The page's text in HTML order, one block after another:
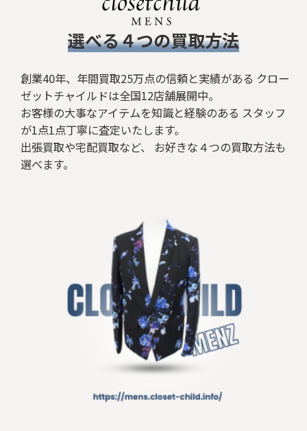
​選べる４つの買取方法
創業40年、年間買取25万点の信頼と実績がある クロー
ゼットチャイルドは全国12店舗展開中。
お客様の大事なアイテムを知識と経験のある スタッフ
が1点1点丁寧に査定いたします。
出張買取や宅配買取など、 お好きな４つの買取方法も
選べます。